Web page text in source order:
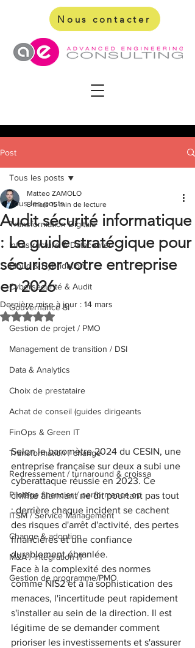
Nous contacter
Post
Tous les posts
Transformation Digitale
Infrastructure & Datacenter
Cloud & Hybridation
Cybersécurité & Audit
Gouvernance SI
Gestion de projet / PMO
Management de transition / DSI
Data & Analytics
Choix de prestataire
Achat de conseil (guides dirigeants
FinOps & Green IT
Transformation / change
Redressement / turnaround & croissa
Pilotage financier / performance op
ITSM / Service Management
Change & adoption
M&A / intégration IT
Gestion de programme/PMO
Tous les posts
Audit sécurité informatique
: Le guide stratégique pour
sécuriser votre entreprise
en 2026
Matteo ZAMOLO
8 mars 15 min de lecture
Dernière mise à jour : 14 mars
Noté NaN étoiles sur 5.
Selon le baromètre 2024 du CESIN, une
entreprise française sur deux a subi une
cyberattaque réussie en 2023. Ce
chiffre alarmant ne dit pourtant pas tout
: derrière chaque incident se cachent
des risques d'arrêt d'activité, des pertes
financières et une confiance
durablement ébranlée.
Face à la complexité des normes
comme NIS2 et à la sophistication des
menaces, l'incertitude peut rapidement
s'installer au sein de la direction. Il est
légitime de se demander comment
prioriser les investissements et s'assurer